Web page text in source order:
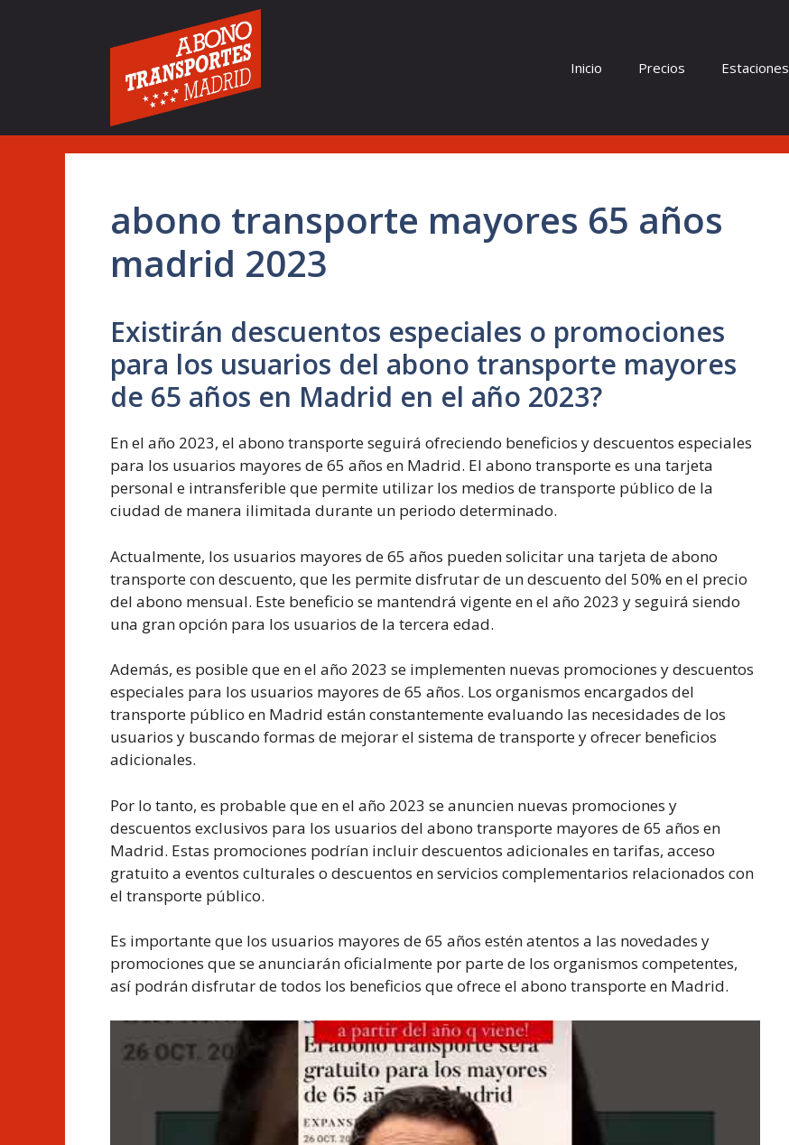
Inicio Precios Estaciones
abono transporte mayores 65 años
madrid 2023
Existirán descuentos especiales o promociones
para los usuarios del abono transporte mayores
de 65 años en Madrid en el año 2023?
En el año 2023, el abono transporte seguirá ofreciendo beneficios y descuentos especiales
para los usuarios mayores de 65 años en Madrid. El abono transporte es una tarjeta
personal e intransferible que permite utilizar los medios de transporte público de la
ciudad de manera ilimitada durante un periodo determinado.
Actualmente, los usuarios mayores de 65 años pueden solicitar una tarjeta de abono
transporte con descuento, que les permite disfrutar de un descuento del 50% en el precio
del abono mensual. Este beneficio se mantendrá vigente en el año 2023 y seguirá siendo
una gran opción para los usuarios de la tercera edad.
Además, es posible que en el año 2023 se implementen nuevas promociones y descuentos
especiales para los usuarios mayores de 65 años. Los organismos encargados del
transporte público en Madrid están constantemente evaluando las necesidades de los
usuarios y buscando formas de mejorar el sistema de transporte y ofrecer beneficios
adicionales.
Por lo tanto, es probable que en el año 2023 se anuncien nuevas promociones y
descuentos exclusivos para los usuarios del abono transporte mayores de 65 años en
Madrid. Estas promociones podrían incluir descuentos adicionales en tarifas, acceso
gratuito a eventos culturales o descuentos en servicios complementarios relacionados con
el transporte público.
Es importante que los usuarios mayores de 65 años estén atentos a las novedades y
promociones que se anunciarán oficialmente por parte de los organismos competentes,
así podrán disfrutar de todos los beneficios que ofrece el abono transporte en Madrid.